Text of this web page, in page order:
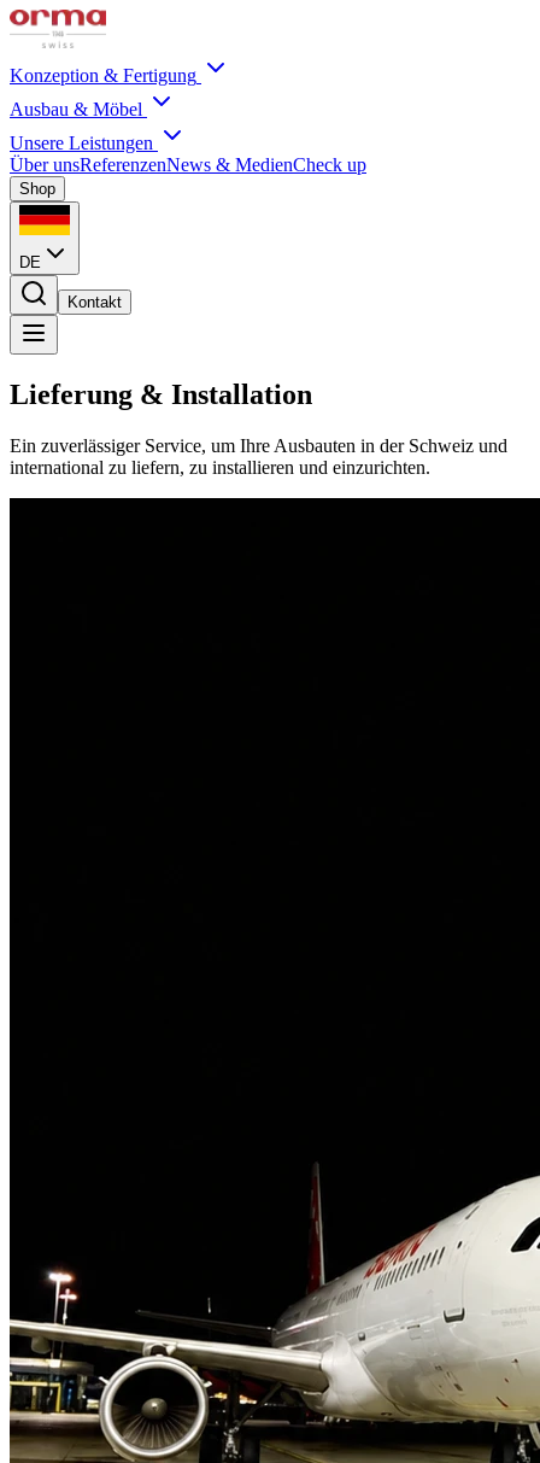
Konzeption & Fertigung
Ausbau & Möbel
Unsere Leistungen
Über unsReferenzenNews & MedienCheck up
Shop
DE
Kontakt
Lieferung & Installation
Ein zuverlässiger Service, um Ihre Ausbauten in der Schweiz und
international zu liefern, zu installieren und einzurichten.